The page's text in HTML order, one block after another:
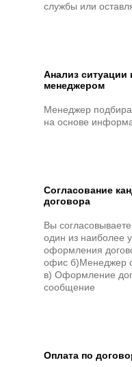
службы или
Анализ ситуации
менеджером
Менеджер
на основе
Согласование
договора
Вы
один из наиболее
оформления
офис б)Менеджер
в) Оформление
сообщение
Оплата по